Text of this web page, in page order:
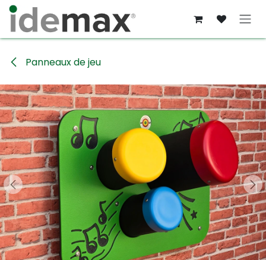
Se rendre au contenu
Panneaux de jeu